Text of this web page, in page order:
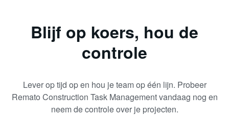
Blijf op koers, hou de
controle
Lever op tijd op en hou je team op één lijn. Probeer
Remato Construction Task Management vandaag nog en
neem de controle over je projecten.